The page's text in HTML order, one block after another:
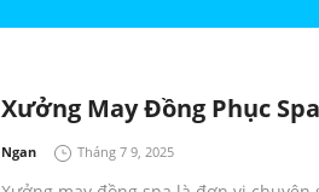
Xưởng May Đồng Phục
by
Ngan Tháng 7 9, 2025